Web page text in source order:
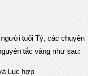
tuổi Tý, các chuyên
tắc vàng như sau:
Lục hợp